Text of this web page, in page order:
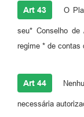
Art 43 O
seu* Conselho de
regime * de contas
Art 44
necessária